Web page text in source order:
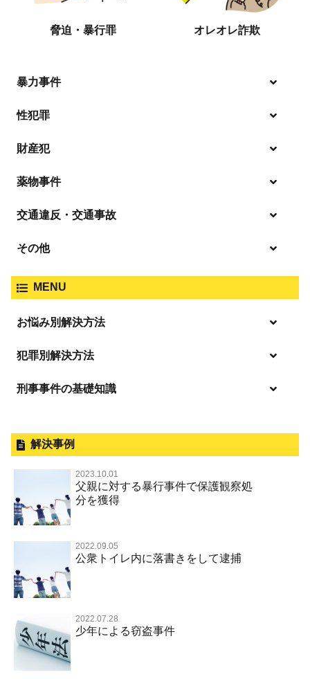
脅迫・暴行罪 オレオレ詐欺
暴力事件
逮捕・監禁
業務妨害
公務執行妨害
性犯罪
盗撮・のぞき
強姦・準強姦
淫行・援助交際
公然わいせつ，わいせつ物頒布，淫
行勧誘罪
児童ポルノ・リベンジポルノ
財産犯
詐欺
恐喝
薬物事件
危険ドラッグ
交通違反・交通事故
ひき逃げ・当て逃げ
危険運転行為等
自転車事故
その他
放火・失火
ネット犯罪
銃刀法違反
風営法・風適法違反
MENU
お悩み別解決方法
逮捕の不安や悩み
無実・無罪を証明してほしい
示談で解決してほしい
執行猶予にしてほしい
事件のことを秘密にしたい
被害届・告訴・告発されたら
犯罪別解決方法
事件別－暴力事件
過失致死・過失傷害
器物損壊
脅迫・強要
業務妨害罪
公務執行妨害罪
逮捕・監禁
暴行・傷害
略取・誘拐・人身売買
性犯罪 TOP
淫行・援助交際（児童買春、淫行条例、児童福祉法違反）
不同意性交等罪（旧 強制性交等罪，準強制性交等罪），
監護者性交等罪
不同意わいせつ（旧 強制わいせつ，準強制わいせつ）
公然わいせつ罪，わいせつ物頒布等罪，淫行勧誘罪
児童ポルノ リベンジポルノ
盗撮，のぞき行為
事件別－財産犯
財産犯 TOP
横領 背任
窃盗罪
恐喝
盗品売買・譲り受け等
事件別－薬物事件
薬物事件 TOP
覚せい剤
危険ドラッグ
大麻
麻薬及び向精神薬
事件別－交通違反・交通事故
交通違反・交通事故 TOP
交通事故 交通違反と刑事事件
自転車事故
人身事故・死亡事故
無免許運転
その他 TOP
児童虐待・保護責任者遺棄
住居侵入等
刑事事件の基礎知識
刑事裁判の概要・手続
公務員の逮捕・刑事事件
控訴・上告
国選弁護士と私選弁護士の違い
司法取引・刑事免責
取調べの注意点
少年事件の手続と特色
少年事件の処分
被害者対応
解決事例
2023.10.01
父親に対する暴行事件で保護観察処
分を獲得
2022.09.05
公衆トイレ内に落書きをして逮捕
2022.07.28
少年による窃盗事件